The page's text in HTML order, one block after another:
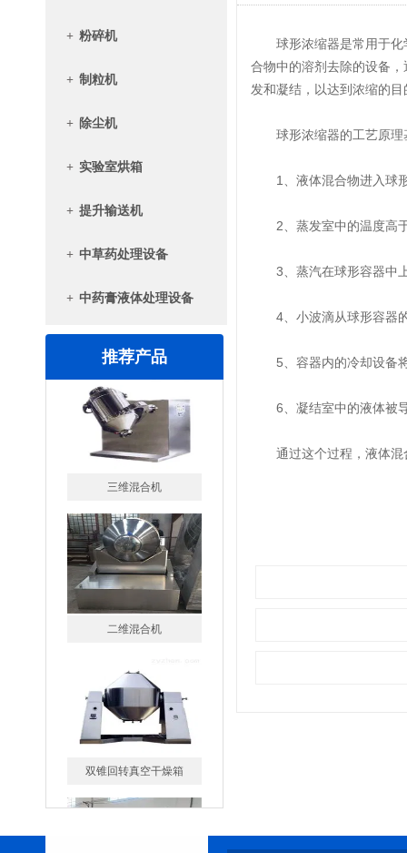
+ 粉碎机
+ 制粒机
+ 除尘机
+ 实验室烘箱
+ 提升输送机
+ 中草药处理设备
+ 中药膏液体处理设备
推荐产品
三维混合机
二维混合机
双锥回转真空干燥箱
球形浓缩器是常用于化学
合物中的溶剂去除的设备
发和凝结，以达到浓缩的目
球形浓缩器的工艺原理
1、液体混合物进入球
2、蒸发室中的温度高于
3、蒸汽在球形容器中上
4、小波滴从球形容器
5、容器内的冷却设备将
6、凝结室中的液体被导
通过这个过程，液体混